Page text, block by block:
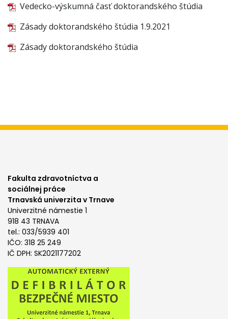
Vedecko-výskumná časť doktorandského štúdia
Zásady doktorandského štúdia 1.9.2021
Zásady doktorandského štúdia
Fakulta zdravotníctva a
sociálnej práce
Trnavská univerzita v Trnave
Univerzitné námestie 1
918 43 TRNAVA
tel.: 033/5939 401
IČO: 318 25 249
IČ DPH: SK2021177202